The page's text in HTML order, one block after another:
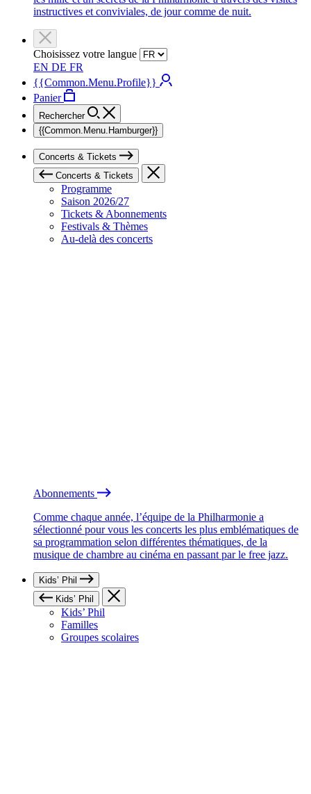
instructives et conviviales, de jour comme de nuit.
Choisissez votre langue
EN DE FR
{{Common.Menu.Profile}}
Panier
Rechercher
{{Common.Menu.Hamburger}}
Concerts & Tickets
Concerts & Tickets
Programme
Saison 2026/27
Tickets & Abonnements
Festivals & Thèmes
Au-delà des concerts
Abonnements
Comme chaque année, l’équipe de la Philharmonie a
sélectionné pour vous les concerts les plus emblématiques de
sa programmation selon différentes thématiques, de la
musique de chambre au cinéma en passant par le free jazz.
Kids’ Phil
Kids’ Phil
Kids’ Phil
Familles
Groupes scolaires